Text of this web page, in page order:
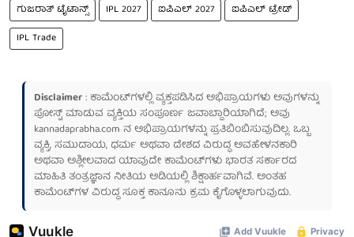
ಗುಜರಾತ್ ಟೈಟಾನ್ಸ್
IPL 2027 ಐಪಿಎಲ್ 2027
ಐಪಿಎಲ್ ಟ್ರೇಡ್
IPL Trade
Disclaimer: ಕಾಮೆಂಟ್‌ಗಳಲ್ಲಿ ವ್ಯಕ್ತಪಡಿಸಿದ ಅಭಿಪ್ರಾಯಗಳು ಅವುಗಳನ್ನು
ಪೋಸ್ಟ್ ಮಾಡುವ ವ್ಯಕ್ತಿಯ ಸಂಪೂರ್ಣ ಜವಾಬ್ದಾರಿಯಾಗಿದೆ; ಅವು
kannadaprabha.com ನ ಅಭಿಪ್ರಾಯಗಳನ್ನು ಪ್ರತಿಬಿಂಬಿಸುವುದಿಲ್ಲ. ಒಬ್ಬ
ವ್ಯಕ್ತಿ, ಸಮುದಾಯ, ಧರ್ಮ ಅಥವಾ ದೇಶದ ವಿರುದ್ಧ ಅವಹೇಳನಕಾರಿ
ಅಥವಾ ಅಶ್ಲೀಲವಾದ ಯಾವುದೇ ಕಾಮೆಂಟ್‌ಗಳು ಭಾರತ ಸರ್ಕಾರದ
ಮಾಹಿತಿ ತಂತ್ರಜ್ಞಾನ ನೀತಿಯ ಅಡಿಯಲ್ಲಿ ಶಿಕ್ಷಾರ್ಹವಾಗಿವೆ. ಅಂತಹ
ಕಾಮೆಂಟ್‌ಗಳ ವಿರುದ್ಧ ಸೂಕ್ತ ಕಾನೂನು ಕ್ರಮ ಕೈಗೊಳ್ಳಲಾಗುವುದು.